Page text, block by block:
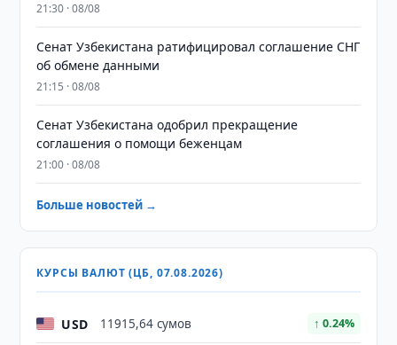
21:30 · 08/08
Сенат Узбекистана ратифицировал соглашение СНГ
об обмене данными
21:15 · 08/08
Сенат Узбекистана одобрил прекращение
соглашения о помощи беженцам
21:00 · 08/08
Больше новостей →
КУРСЫ ВАЛЮТ (ЦБ, 07.08.2026)
USD 11915,64 сумов ↑ 0.24%